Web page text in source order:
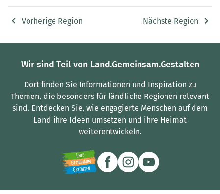
Vorherige Region Nächste Region
Wir sind Teil von Land.Gemeinsam.Gestalten
Dort finden Sie Informationen und Inspiration zu
Themen, die besonders für ländliche Regionen relevant
sind. Entdecken Sie, wie engagierte Menschen auf dem
Land ihre Ideen umsetzen und ihre Heimat
weiterentwickeln.